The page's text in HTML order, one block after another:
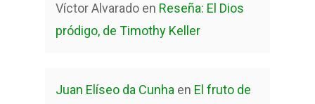
Víctor Alvarado en Reseña: El Dios
pródigo, de Timothy Keller
Juan Elíseo da Cunha en El fruto de